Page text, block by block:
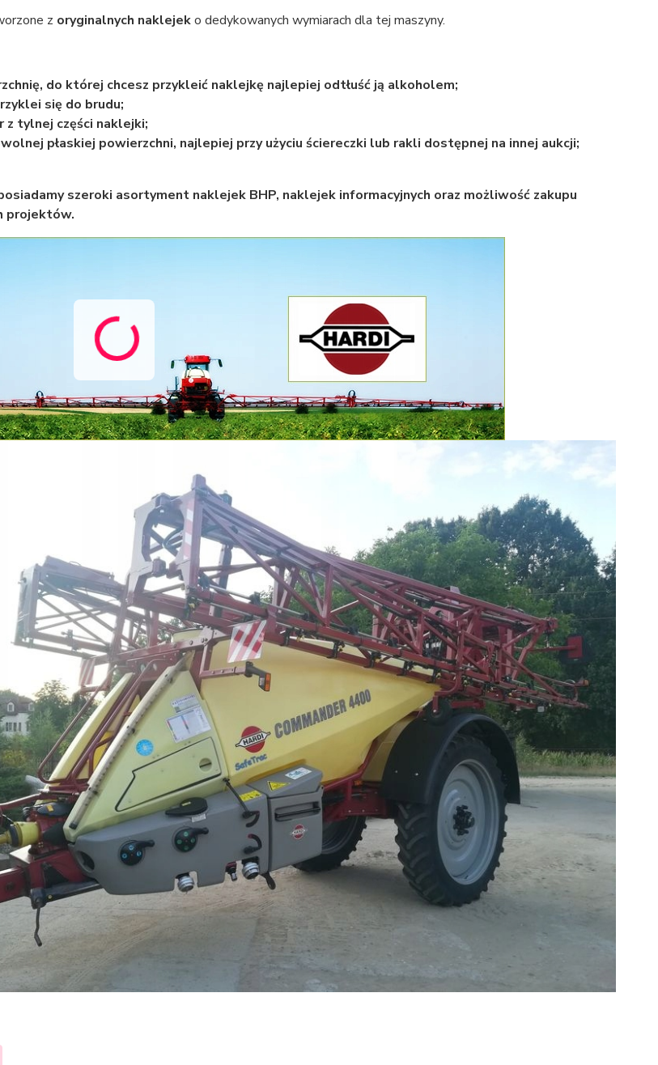
z oryginalnych naklejeko dedykowanych wymiarach dla tej maszyny.
do której chcesz przykleić naklejkę najlepiej odtłuść ją alkoholem;
się do brudu;
z tylnej części naklejki;
płaskiej powierzchni, najlepiej przy użyciu ściereczki lub rakli dostępnej na innej aukcji;
szeroki asortyment naklejek BHP, naklejek informacyjnych oraz możliwość zakupu
projektów.